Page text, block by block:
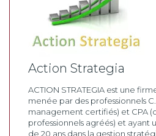
Action Strategia
ACTION STRATEGIA est une
menée par des professionnels
management certifiés) et CPA
professionnels agréés) et ayant
de 20 ans dans la gestion